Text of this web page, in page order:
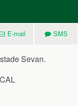
E-mail SMS
Sevan.